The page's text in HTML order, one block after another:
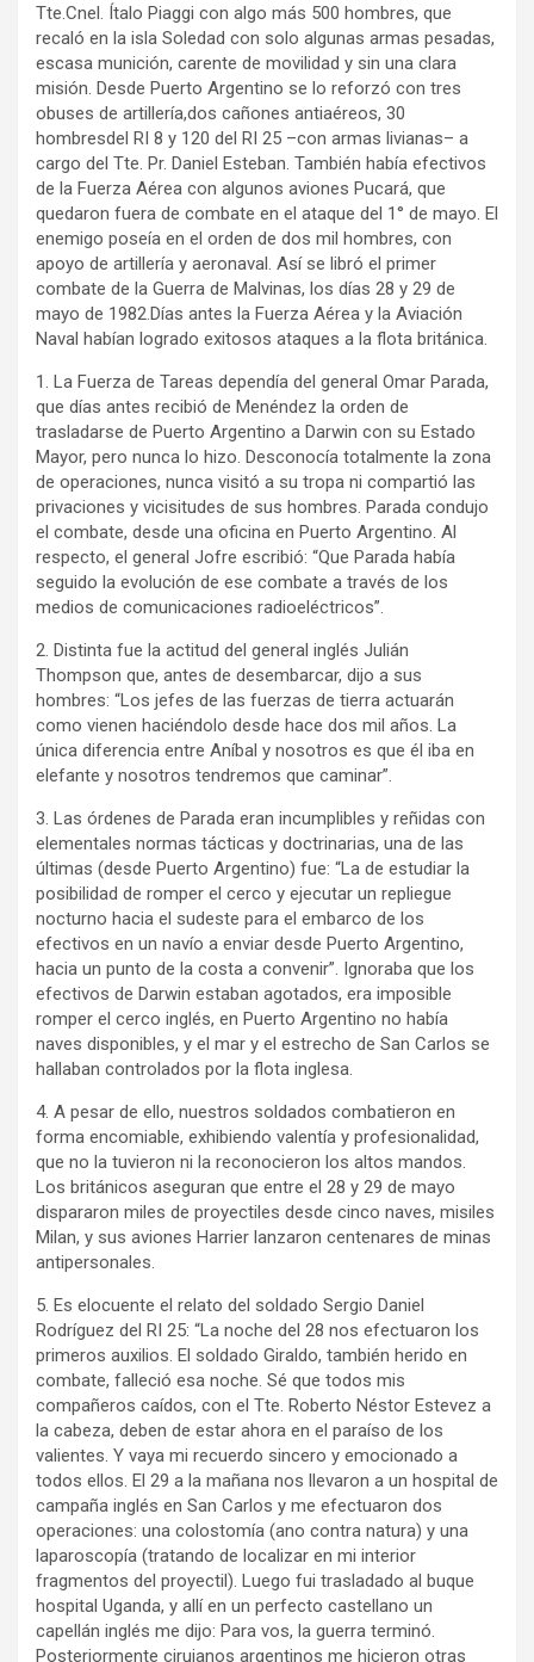
Tte.Cnel. Ítalo Piaggi con algo más 500 hombres, que
recaló en la isla Soledad con solo algunas armas pesadas,
escasa munición, carente de movilidad y sin una clara
misión. Desde Puerto Argentino se lo reforzó con tres
obuses de artillería,dos cañones antiaéreos, 30
hombresdel RI 8 y 120 del RI 25 –con armas livianas– a
cargo del Tte. Pr. Daniel Esteban. También había efectivos
de la Fuerza Aérea con algunos aviones Pucará, que
quedaron fuera de combate en el ataque del 1° de mayo. El
enemigo poseía en el orden de dos mil hombres, con
apoyo de artillería y aeronaval. Así se libró el primer
combate de la Guerra de Malvinas, los días 28 y 29 de
mayo de 1982.Días antes la Fuerza Aérea y la Aviación
Naval habían logrado exitosos ataques a la flota británica.
1. La Fuerza de Tareas dependía del general Omar Parada,
que días antes recibió de Menéndez la orden de
trasladarse de Puerto Argentino a Darwin con su Estado
Mayor, pero nunca lo hizo. Desconocía totalmente la zona
de operaciones, nunca visitó a su tropa ni compartió las
privaciones y vicisitudes de sus hombres. Parada condujo
el combate, desde una oficina en Puerto Argentino. Al
respecto, el general Jofre escribió: “Que Parada había
seguido la evolución de ese combate a través de los
medios de comunicaciones radioeléctricos”.
2. Distinta fue la actitud del general inglés Julián
Thompson que, antes de desembarcar, dijo a sus
hombres: “Los jefes de las fuerzas de tierra actuarán
como vienen haciéndolo desde hace dos mil años. La
única diferencia entre Aníbal y nosotros es que él iba en
elefante y nosotros tendremos que caminar”.
3. Las órdenes de Parada eran incumplibles y reñidas con
elementales normas tácticas y doctrinarias, una de las
últimas (desde Puerto Argentino) fue: “La de estudiar la
posibilidad de romper el cerco y ejecutar un repliegue
nocturno hacia el sudeste para el embarco de los
efectivos en un navío a enviar desde Puerto Argentino,
hacia un punto de la costa a convenir”. Ignoraba que los
efectivos de Darwin estaban agotados, era imposible
romper el cerco inglés, en Puerto Argentino no había
naves disponibles, y el mar y el estrecho de San Carlos se
hallaban controlados por la flota inglesa.
4. A pesar de ello, nuestros soldados combatieron en
forma encomiable, exhibiendo valentía y profesionalidad,
que no la tuvieron ni la reconocieron los altos mandos.
Los británicos aseguran que entre el 28 y 29 de mayo
dispararon miles de proyectiles desde cinco naves, misiles
Milan, y sus aviones Harrier lanzaron centenares de minas
antipersonales.
5. Es elocuente el relato del soldado Sergio Daniel
Rodríguez del RI 25: “La noche del 28 nos efectuaron los
primeros auxilios. El soldado Giraldo, también herido en
combate, falleció esa noche. Sé que todos mis
compañeros caídos, con el Tte. Roberto Néstor Estevez a
la cabeza, deben de estar ahora en el paraíso de los
valientes. Y vaya mi recuerdo sincero y emocionado a
todos ellos. El 29 a la mañana nos llevaron a un hospital de
campaña inglés en San Carlos y me efectuaron dos
operaciones: una colostomía (ano contra natura) y una
laparoscopía (tratando de localizar en mi interior
fragmentos del proyectil). Luego fui trasladado al buque
hospital Uganda, y allí en un perfecto castellano un
capellán inglés me dijo: Para vos, la guerra terminó.
Posteriormente cirujanos argentinos me hicieron otras